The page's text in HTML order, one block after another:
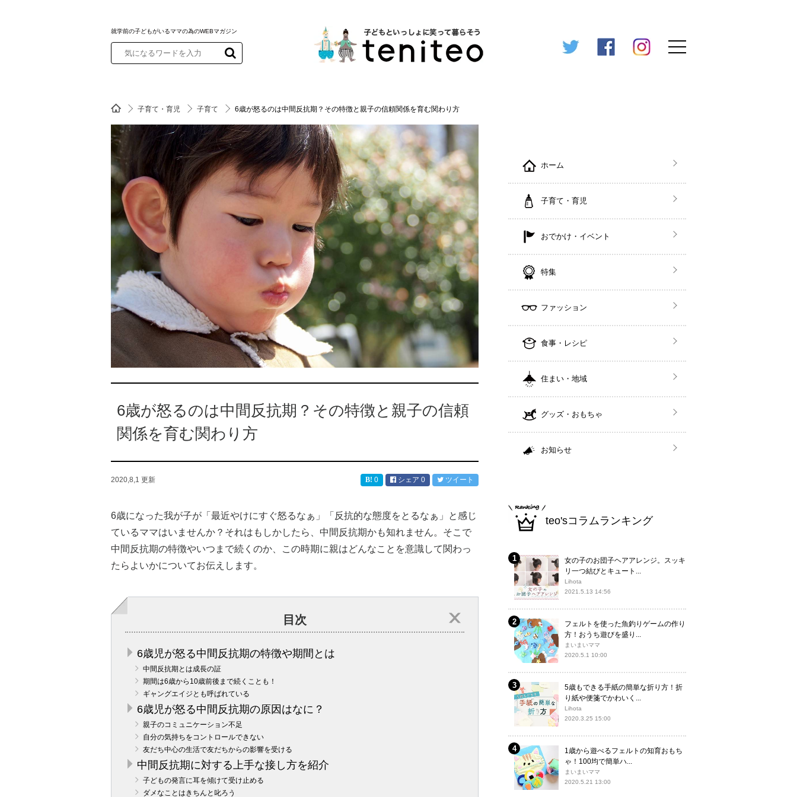
就学前の子どもがいるママの為のWEBマガジン
子育て・育児 子育て 6歳が怒るのは中間反抗期？その特徴と親子の信頼関係を育む関わり方
6歳が怒るのは中間反抗期？その特徴と親子の信頼
関係を育む関わり方
2020,8,1 更新 0 シェア 0 ツイート
6歳になった我が子が「最近やけにすぐ怒るなぁ」「反抗的な態度をとるなぁ」と感じ
ているママはいませんか？それはもしかしたら、中間反抗期かも知れません。そこで
中間反抗期の特徴やいつまで続くのか、この時期に親はどんなことを意識して関わっ
たらよいかについてお伝えします。
目次
6歳児が怒る中間反抗期の特徴や期間とは
中間反抗期とは成長の証
期間は6歳から10歳前後まで続くことも！
ギャングエイジとも呼ばれている
6歳児が怒る中間反抗期の原因はなに？
親子のコミュニケーション不足
自分の気持ちをコントロールできない
友だち中心の生活で友だちからの影響を受ける
中間反抗期に対する上手な接し方を紹介
子どもの発言に耳を傾けて受け止める
ダメなことはきちんと叱ろう
ホーム
子育て・育児
おでかけ・イベント
特集
ファッション
食事・レシピ
住まい・地域
グッズ・おもちゃ
お知らせ
teo'sコラムランキング
女の子のお団子ヘアアレンジ。スッキ
リ一つ結びとキュート...
Lihota
2021.5.13 14:56
フェルトを使った魚釣りゲームの作り
方！おうち遊びを盛り...
まいまいママ
2020.5.1 10:00
5歳もできる手紙の簡単な折り方！折
り紙や便箋でかわいく...
Lihota
2020.3.25 15:00
1歳から遊べるフェルトの知育おもち
ゃ！100均で簡単ハ...
まいまいママ
2020.5.21 13:00